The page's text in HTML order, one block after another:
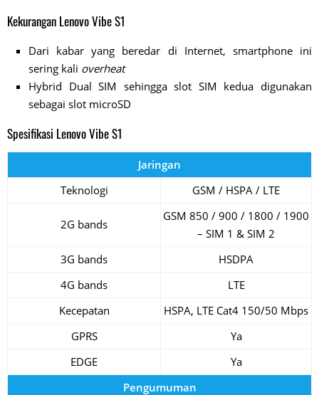
Kekurangan Lenovo Vibe S1
Dari kabar yang beredar di Internet, smartphone ini
sering kali overheat
Hybrid Dual SIM sehingga slot SIM kedua digunakan
sebagai slot microSD
Spesifikasi Lenovo Vibe S1
Jaringan
Teknologi
GSM / HSPA / LTE
2G bands
GSM 850 / 900 / 1800 / 1900
– SIM 1 & SIM 2
3G bands
HSDPA
4G bands
LTE
Kecepatan
HSPA, LTE Cat4 150/50 Mbps
GPRS
Ya
EDGE
Ya
Pengumuman